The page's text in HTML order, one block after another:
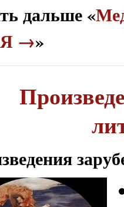
дальше «
Я →»